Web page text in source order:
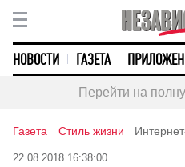
НОВОСТИ ГАЗЕТА
Перейти на
Газета Стиль жизни
22.08.2018 16:38:00